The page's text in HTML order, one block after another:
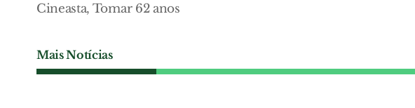
Cineasta, Tomar 62 anos
Mais Notícias